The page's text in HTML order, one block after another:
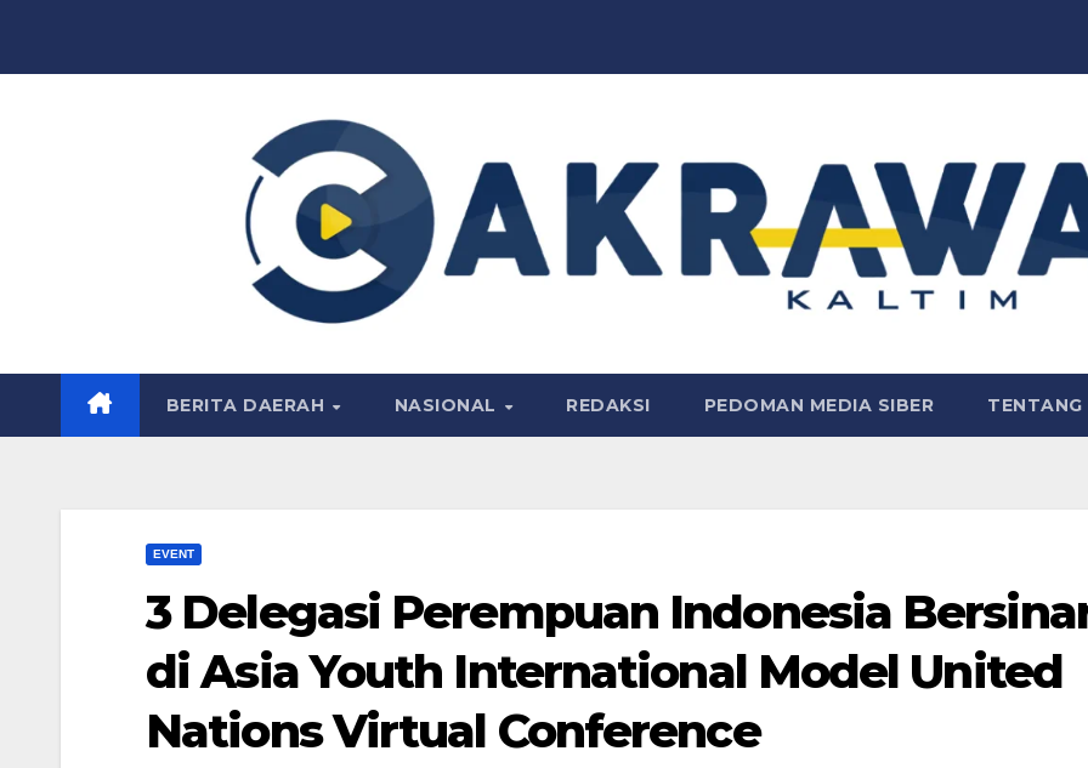
BERITA DAERAH NASIONAL REDAKSI PEDOMAN MEDIA SIBER TENTANG
EVENT
3 Delegasi Perempuan Indonesia
di Asia Youth International Model United
Nations Virtual Conference